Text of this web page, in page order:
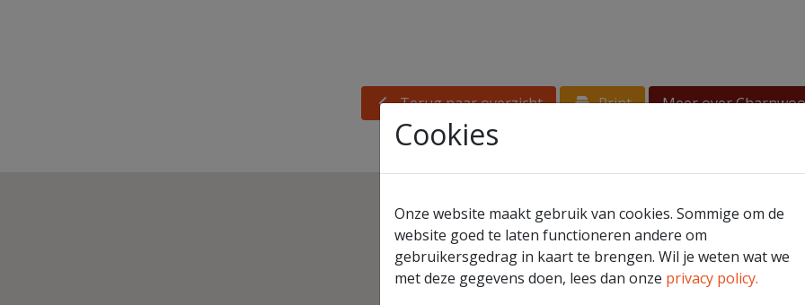
Terug naar overzicht Print Meer over
Cookies
Onze website maakt gebruik van cookies. Sommige om de
website goed te laten functioneren andere om
gebruikersgedrag in kaart te brengen. Wil je weten wat we
met deze gegevens doen, lees dan onze privacy policy.